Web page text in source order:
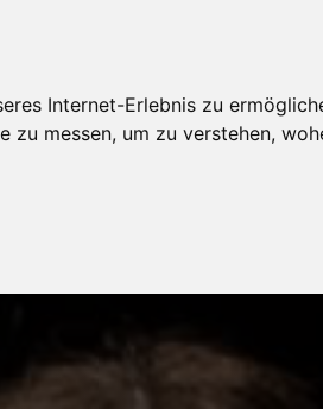
Internet-Erlebnis zu
messen, um zu verstehen,